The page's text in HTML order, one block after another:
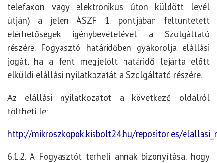
telefaxon vagy elektronikus úton küldött levél
útján) a jelen ÁSZF 1. pontjában feltüntetett
elérhetőségek igénybevételével a Szolgáltató
részére. Fogyasztó határidőben gyakorolja elállási
jogát, ha a fent megjelölt határidő lejárta előtt
elküldi elállási nyilatkozatát a Szolgáltató részére.
Az elállási nyilatkozatot a következő oldalról
töltheti le:
http://mikroszkopok.kisbolt24.hu/repositories/
6.1.2. A Fogyasztót terheli annak bizonyítása, hogy